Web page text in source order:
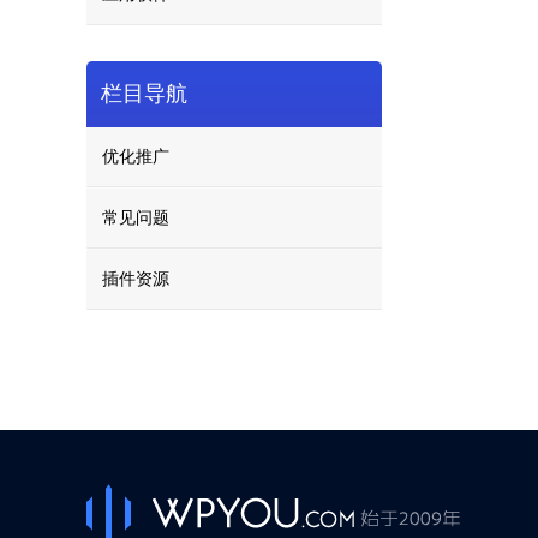
栏目导航
优化推广
常见问题
插件资源